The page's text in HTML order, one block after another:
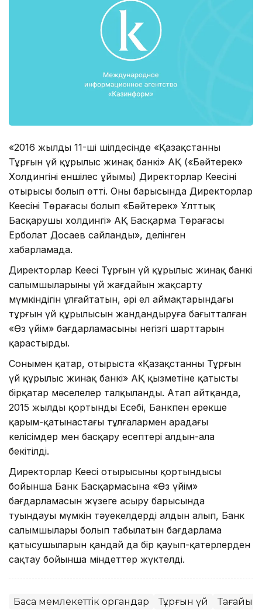
«2016 жылдың 11-ші шілдесінде «Қазақстанның
Тұрғын үй құрылыс жинақ банкі» АҚ («Бәйтерек»
Холдингінің еншілес ұйымы) Директорлар Кеңесінің
отырысы болып өтті. Оның барысында Директорлар
Кеңесінің Төрағасы болып «Бәйтерек» Ұлттық
Басқарушы холдингі» АҚ Басқарма Төрағасы
Ерболат Досаев сайланды», делінген
хабарламада.
Директорлар Кеңесі Тұрғын үй құрылыс жинақ банкі
салымшыларының үй жағдайын жақсарту
мүмкіндігін ұлғайтатын, әрі ел аймақтарындағы
тұрғын үй құрылысын жандандыруға бағытталған
«Өз үйім» бағдарламасының негізгі шарттарын
қарастырды.
Сонымен қатар, отырыста «Қазақстанның Тұрғын
үй құрылыс жинақ банкі» АҚ қызметіне қатысты
бірқатар мәселелер талқыланды. Атап айтқанда,
2015 жылдың қортынды Есебі, Банкпен ерекше
қарым-қатынастағы тұлғалармен арадағы
келісімдер мен басқару есептері алдын-ала
бекітілді.
Директорлар Кеңесі отырысының қортындысы
бойынша Банк Басқармасына «Өз үйім»
бағдарламасын жүзеге асыру барысында
туындауы мүмкін тәуекелдердің алдын алып, Банк
салымшылары болып табылатын бағдарлама
қатысушыларын қандай да бір қауып-қатерлерден
сақтау бойынша міндеттер жүктелді.
Басқа мемлекеттік органдар Тұрғын үй